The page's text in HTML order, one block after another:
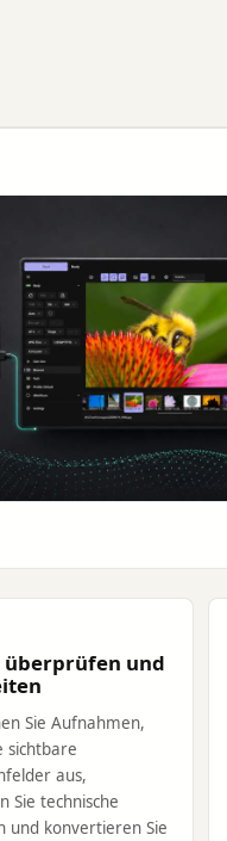
überprüfen und
Sie Aufnahmen,
sichtbare
aus,
Sie technische
und konvertieren Sie